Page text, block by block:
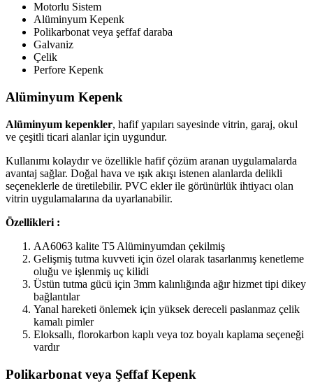
Motorlu Sistem
Alüminyum Kepenk
Polikarbonat veya şeffaf daraba
Galvaniz
Çelik
Perfore Kepenk
Alüminyum Kepenk
Alüminyum kepenkler, hafif yapıları sayesinde vitrin, garaj, okul
ve çeşitli ticari alanlar için uygundur.
Kullanımı kolaydır ve özellikle hafif çözüm aranan uygulamalarda
avantaj sağlar. Doğal hava ve ışık akışı istenen alanlarda delikli
seçeneklerle de üretilebilir. PVC ekler ile görünürlük ihtiyacı olan
vitrin uygulamalarına da uyarlanabilir.
Özellikleri :
AA6063 kalite T5 Alüminyumdan çekilmiş
Gelişmiş tutma kuvveti için özel olarak tasarlanmış kenetleme
oluğu ve işlenmiş uç kilidi
Üstün tutma gücü için 3mm kalınlığında ağır hizmet tipi dikey
bağlantılar
Yanal hareketi önlemek için yüksek dereceli paslanmaz çelik
kamalı pimler
Eloksallı, florokarbon kaplı veya toz boyalı kaplama seçeneği
vardır
Polikarbonat veya Şeffaf Kepenk